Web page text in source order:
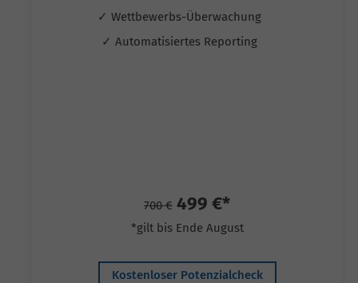
✓ Wettbewerbs-Überwachung
✓ Automatisiertes Reporting
700 € 499 €*
*gilt bis Ende August
Kostenloser Potenzialcheck